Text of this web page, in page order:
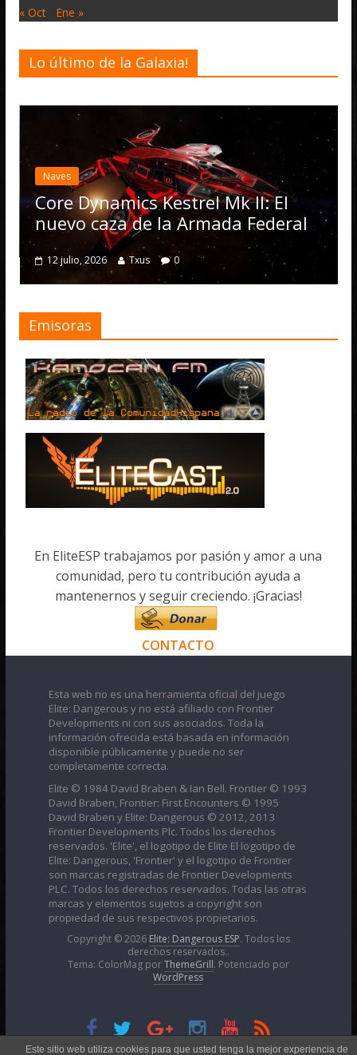
« Oct Ene »
Lo último de la Galaxia!
Dynamics Kestrel Mk II: El
caza de la Armada Federal
12 julio, 2026 Txus 0
Emisoras
En EliteESP trabajamos por pasión y amor a una
comunidad, pero tu contribución ayuda a
mantenernos y seguir creciendo. ¡Gracias!
CONTACTO
Esta web no es una herramienta oficial del juego
Elite: Dangerous y no está afiliado con Frontier
Developments ni con sus asociados. Toda la
información ofrecida está basada en información
disponible públicamente y puede no ser
completamente correcta.
Elite © 1984 David Braben & Ian Bell. Frontier © 1993
David Braben, Frontier: First Encounters © 1995
David Braben y Elite: Dangerous © 2012, 2013
Frontier Developments Plc. Todos los derechos
reservados. 'Elite', el logotipo de Elite El logotipo de
Elite: Dangerous, 'Frontier' y el logotipo de Frontier
son marcas registradas de Frontier Developments
PLC. Todos los derechos reservados. Todas las otras
marcas y elementos sujetos a copyright son
propiedad de sus respectivos propietarios.
Copyright © 2026 Elite: Dangerous ESP. Todos los
derechos reservados..
Tema: ColorMag porThemeGrill. Potenciado por
WordPress
Esta obra está bajo unaLicencia Creative Commons
Este sitio web utiliza cookies para que usted tenga la mejor experiencia de